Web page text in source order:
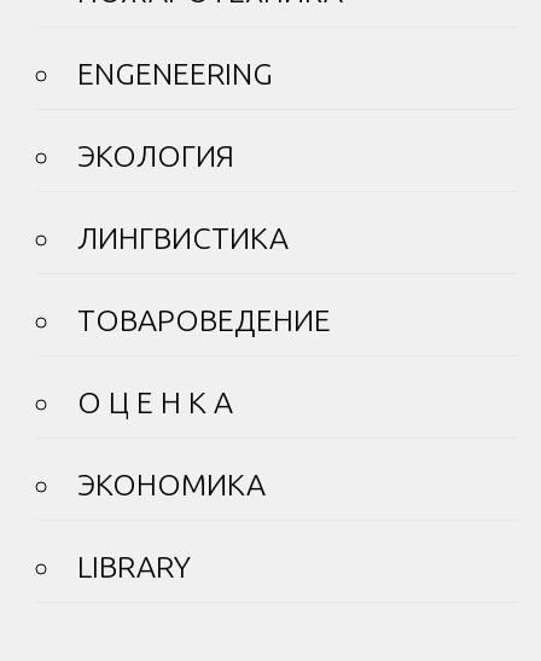
ENGENEERING
ЭКОЛОГИЯ
ЛИНГВИСТИКА
ТОВАРОВЕДЕНИЕ
О Ц Е Н К А
ЭКОНОМИКА
LIBRARY